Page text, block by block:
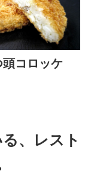
頭コロッケ
、
レスト